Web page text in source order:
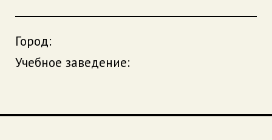
Город:
Учебное заведение: